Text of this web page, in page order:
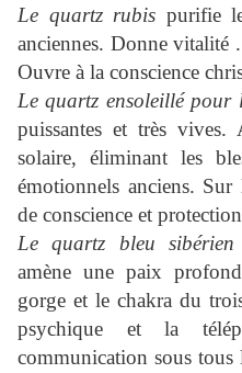
Le quartz rubis purifie
anciennes. Donne vitalité
Ouvre à la conscience
Le quartz ensoleillé pour
puissantes et très
solaire, éliminant les
émotionnels anciens.
de conscience et
Le quartz bleu
amène une paix
gorge et le chakra du
psychique et la
communication sous tous